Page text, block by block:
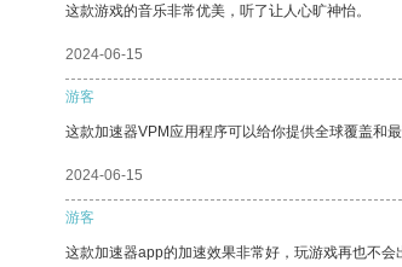
这款游戏的音乐非常优美，听了让人心旷神怡。
2024-06-15
游客
这款加速器VPM应用程序可以给你提供全球覆盖和最
2024-06-15
游客
这款加速器app的加速效果非常好，玩游戏再也不